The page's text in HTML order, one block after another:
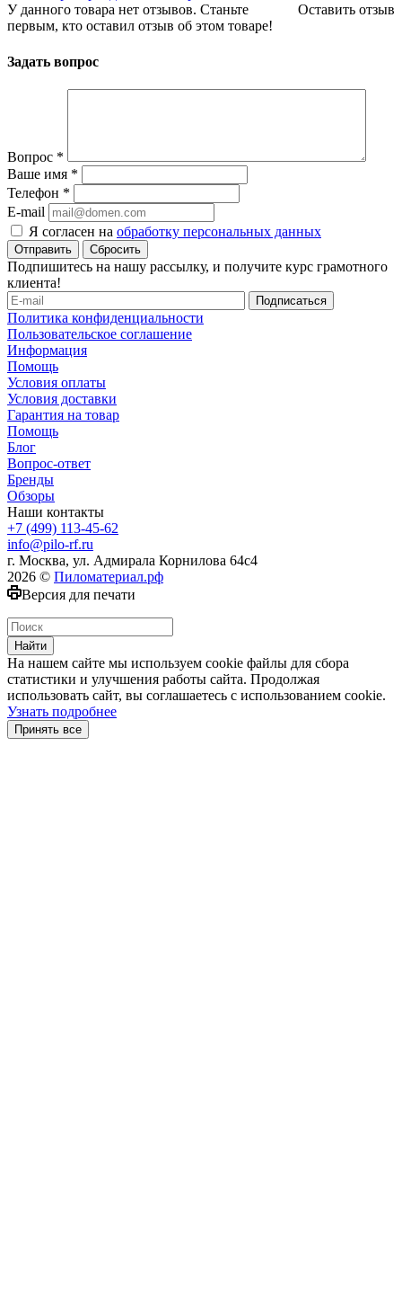
Оставить отзыв
У данного товара нет отзывов. Станьте
первым, кто оставил отзыв об этом товаре!
Задать вопрос
Вопрос *
Ваше имя *
Телефон *
E-mail
Я согласен на обработку персональных данных
Сбросить
Подпишитесь на нашу рассылку, и получите курс грамотного
клиента!
Политика конфиденциальности
Пользовательское соглашение
Информация
Помощь
Условия оплаты
Условия доставки
Гарантия на товар
Помощь
Блог
Вопрос-ответ
Бренды
Обзоры
Наши контакты
+7 (499) 113-45-62
info@pilo-rf.ru
г. Москва, ул. Адмирала Корнилова 64с4
2026 © Пиломатериал.рф
Версия для печати
Найти
На нашем сайте мы используем cookie файлы для сбора
статистики и улучшения работы сайта. Продолжая
использовать сайт, вы соглашаетесь с использованием cookie.
Узнать подробнее
Принять все